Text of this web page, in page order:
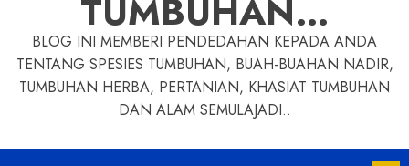
TUMBUHAN…
BLOG INI MEMBERI PENDEDAHAN KEPADA ANDA
TENTANG SPESIES TUMBUHAN, BUAH-BUAHAN NADIR,
TUMBUHAN HERBA, PERTANIAN, KHASIAT TUMBUHAN
DAN ALAM SEMULAJADI..